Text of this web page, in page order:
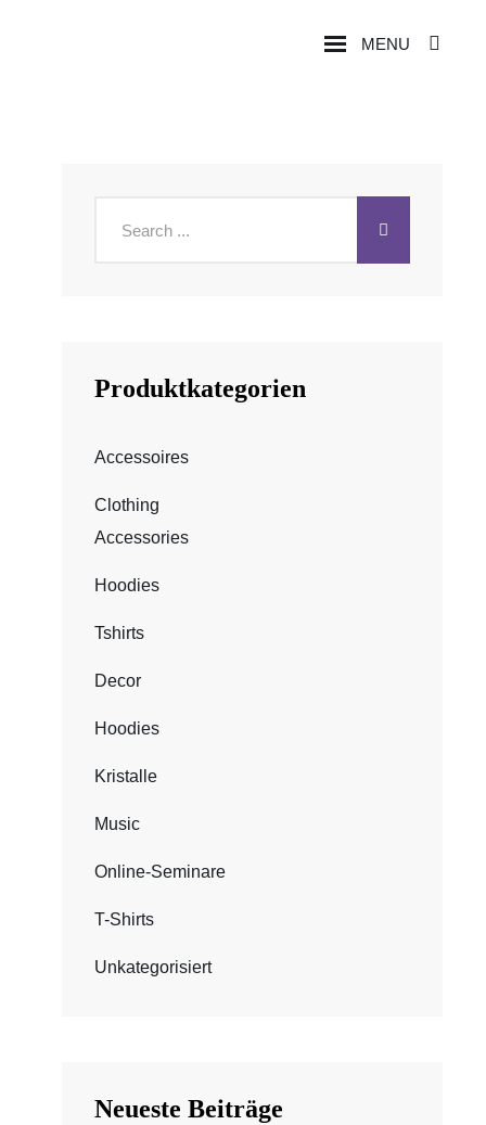
MENU
Produktkategorien
Accessoires
Clothing
Accessories
Hoodies
Tshirts
Decor
Hoodies
Kristalle
Music
Online-Seminare
T-Shirts
Unkategorisiert
Neueste Beiträge